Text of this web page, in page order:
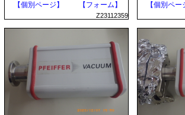
【個別ページ】
【フォーム】
Z23112359
【個別ペー